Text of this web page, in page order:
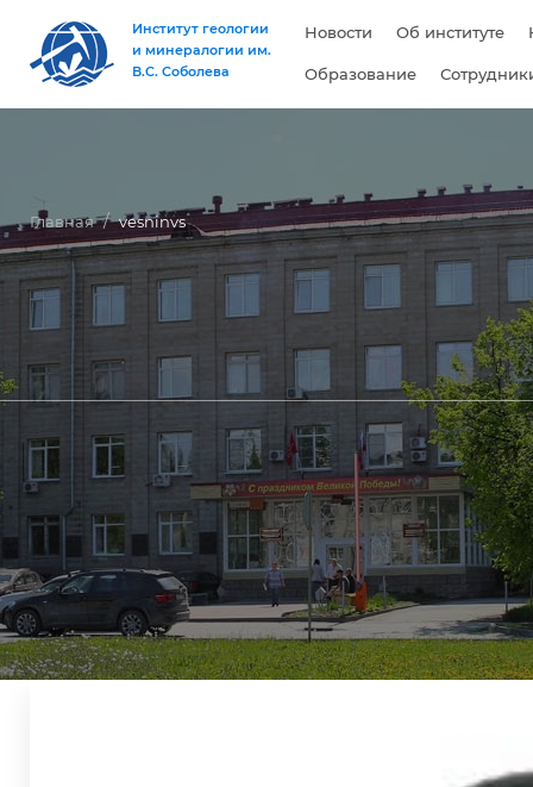
Институт геологии
и минералогии им.
В.С. Соболева
Новости Об институте
Образование
Главная vesninvs